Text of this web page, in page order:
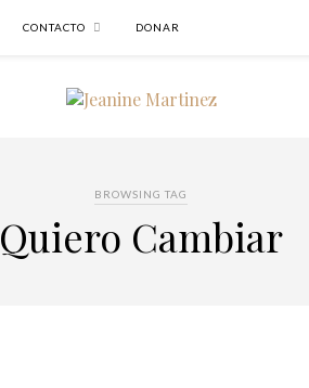
CONTACTO DONAR
BROWSING TAG
Quiero Cambiar